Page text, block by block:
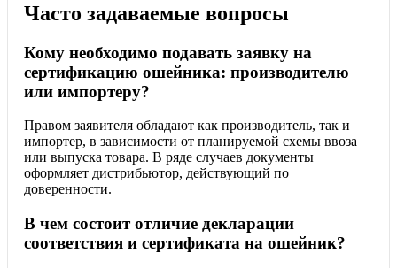
Часто задаваемые вопросы
Кому необходимо подавать заявку на
сертификацию ошейника: производителю
или импортеру?
Правом заявителя обладают как производитель, так и
импортер, в зависимости от планируемой схемы ввоза
или выпуска товара. В ряде случаев документы
оформляет дистрибьютор, действующий по
доверенности.
В чем состоит отличие декларации
соответствия и сертификата на ошейник?